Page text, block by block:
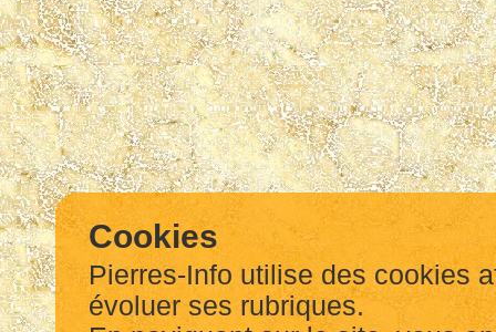
Cookies
Pierres-Info utilise des cookies
évoluer ses rubriques.